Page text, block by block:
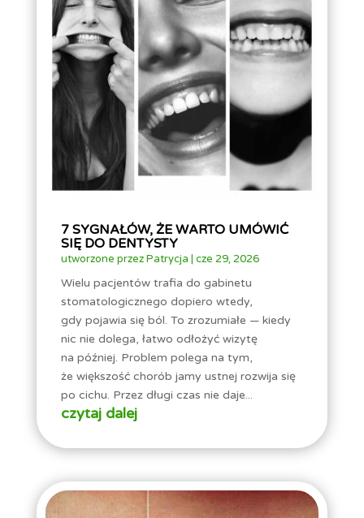
7 SYGNAŁÓW, ŻE WARTO UMÓWIĆ
SIĘ DO DENTYSTY
utworzone przezPatrycja | cze 29, 2026
Wielu pacjentów trafia do gabinetu
stomatologicznego dopiero wtedy,
gdy pojawia się ból. To zrozumiałe — kiedy
nic nie dolega, łatwo odłożyć wizytę
na później. Problem polega na tym,
że większość chorób jamy ustnej rozwija się
po cichu. Przez długi czas nie daje...
czytaj dalej